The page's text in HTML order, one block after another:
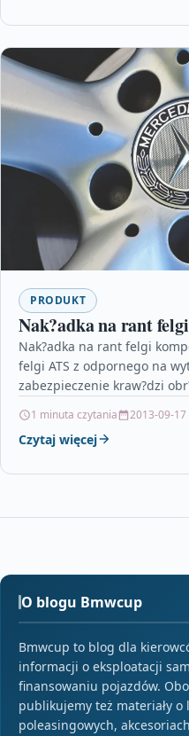
PRODUKT
Nak?adka na rant
Nak?adka na rant felgi
felgi ATS z odpornego na
zabezpieczenie kraw?dzi
1 minuta czytania 2013-09-17
Czytaj więcej
O blogu Bmwcup
Bmwcup to blog dla
informacji o eksploatacji
finansowaniu pojazdów.
publikujemy też materiały o
poleasingowych,